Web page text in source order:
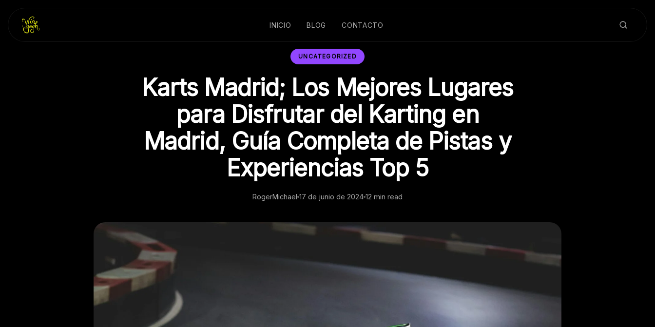
content
INICIO BLOG CONTACTO
UNCATEGORIZED
Karts Madrid; Los Mejores Lugares
para Disfrutar del Karting en
Madrid, Guía Completa de Pistas y
Experiencias Top 5
RogerMichael 17 de junio de 2024 12 min read